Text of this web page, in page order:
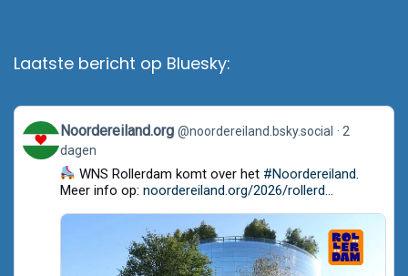
Laatste bericht op Bluesky:
View
post
by
Noordereiland.org
Bluesky
Noordereiland.org @noordereiland.bsky.social
2
dagen
WNS Rollerdam komt over het #Noordereiland
Meer info op: noordereiland.org/2026/rollerd...